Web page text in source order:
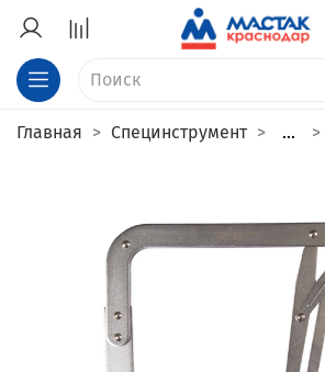
Главная Специнструмент ...